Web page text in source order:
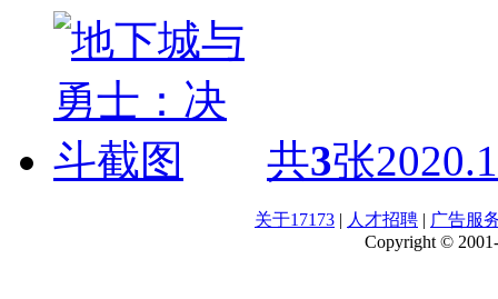
共3张
关于17173 | 人才招聘 | 广告服
Copyright ©